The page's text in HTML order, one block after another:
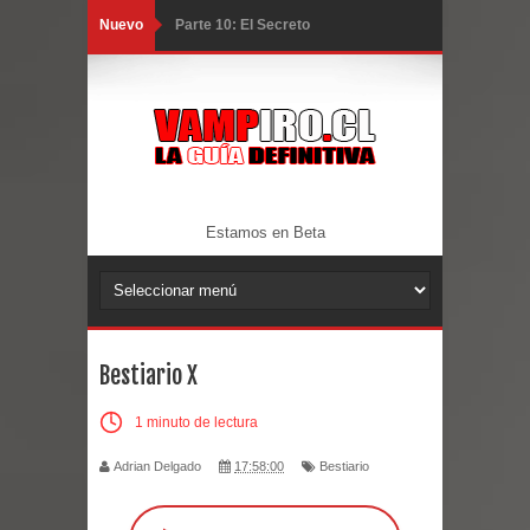
Nuevo Parte 10: El Secreto
Parte 09: Los Muertos Cuentan
Parte 08: Ultratumba
Parte 06: El Trato con los Muertos
Parte 05: Sitiados
Parte 04: Se Descubre el Pastel
Parte 03: Una Piraña en el Bidé
Parte 02: Los Muertos Gobiernan a
Estamos en Beta
Bestiario X
1 minuto de lectura
Adrian Delgado 17:58:00 Bestiario